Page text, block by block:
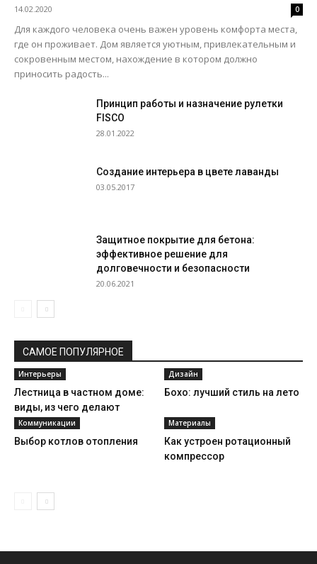
14.02.2020 0
Для каждого человека очень важен уровень комфорта места,
где он проживает. Дом является уютным, привлекательным и
сокровенным местом, нахождение в котором должно
приносить радость...
Принцип работы и назначение рулетки
FISCO
28.01.2022
Создание интерьера в цвете лаванды
03.05.2017
Защитное покрытие для бетона:
эффективное решение для
долговечности и безопасности
20.06.2021
САМОЕ ПОПУЛЯРНОЕ
Интерьеры
Лестница в частном доме:
виды, из чего делают
Дизайн
Бохо: лучший стиль на лето
Коммуникации
Выбор котлов отопления
Материалы
Как устроен ротационный
компрессор